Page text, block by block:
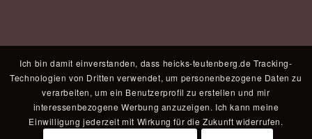
Ich bin damit einverstanden, dass heicks-teutenberg.de Tracking-
Technologien von Dritten verwendet, um personenbezogene Daten zu
verarbeiten, um ein Benutzerprofil zu erstellen und mir
interessenbezogene Werbung anzuzeigen. Ich kann meine
Einwilligung jederzeit mit Wirkung für die Zukunft widerrufen.